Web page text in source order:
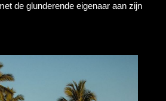
de glunderende eigenaar aan zijn